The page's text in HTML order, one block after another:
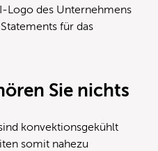
Logo des Unternehmens
für das
Sie nichts
konvektionsgekühlt
somit nahezu